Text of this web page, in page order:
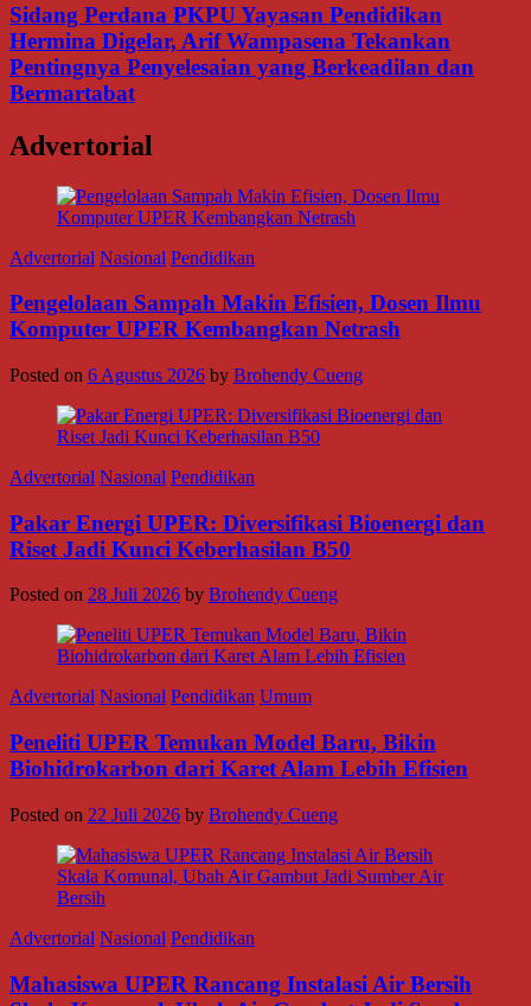
Sidang Perdana PKPU Yayasan Pendidikan
Hermina Digelar, Arif Wampasena Tekankan
Pentingnya Penyelesaian yang Berkeadilan dan
Bermartabat
Advertorial
Advertorial Nasional Pendidikan
Pengelolaan Sampah Makin Efisien, Dosen Ilmu
Komputer UPER Kembangkan Netrash
Posted on 6 Agustus 2026 by Brohendy Cueng
Advertorial Nasional Pendidikan
Pakar Energi UPER: Diversifikasi Bioenergi dan
Riset Jadi Kunci Keberhasilan B50
Posted on 28 Juli 2026 by Brohendy Cueng
Advertorial Nasional Pendidikan Umum
Peneliti UPER Temukan Model Baru, Bikin
Biohidrokarbon dari Karet Alam Lebih Efisien
Posted on 22 Juli 2026 by Brohendy Cueng
Advertorial Nasional Pendidikan
Mahasiswa UPER Rancang Instalasi Air Bersih